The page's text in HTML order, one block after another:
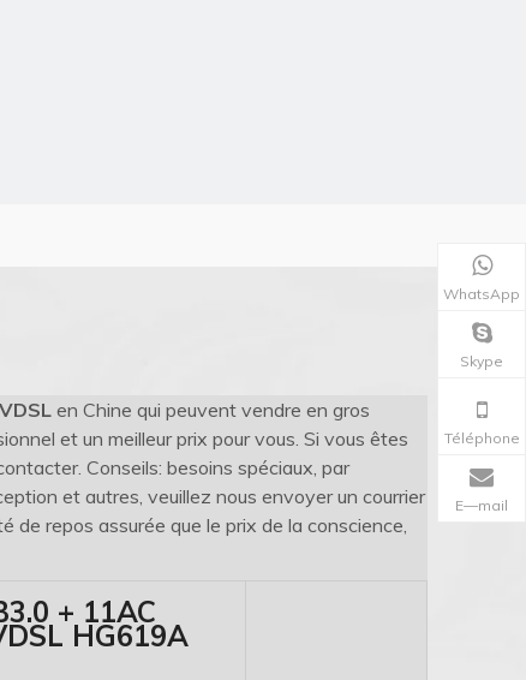
en Chine qui peuvent vendre en gros
et un meilleur prix pour vous. Si vous êtes
Conseils: besoins spéciaux, par
et autres, veuillez nous envoyer un courrier
de repos assurée que le prix de la conscience,
+ 11AC
HG619A
WhatsApp
Skype
Téléphone
E—mail